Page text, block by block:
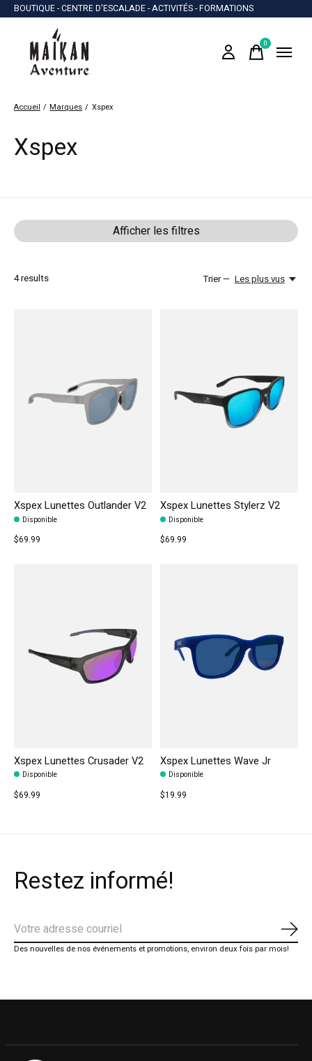
BOUTIQUE - CENTRE D'ESCALADE - ACTIVITÉS - FORMATIONS
0items
Accueil / Marques / Xspex
Xspex
Afficher les filtres
4results Trier — Les plus vus
Xspex Lunettes Outlander V2
Disponible
$69.99
Xspex Lunettes Stylerz V2
Disponible
$69.99
Xspex Lunettes Crusader V2
Disponible
$69.99
Xspex Lunettes Wave Jr
Disponible
$19.99
Restez informé!
Des nouvelles de nos événements et promotions, environ deux fois par mois!